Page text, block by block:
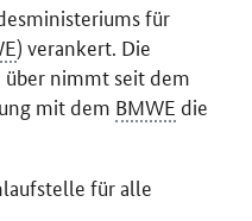
für
) verankert. Die
nimmt seit dem
mit dem BMWE die
für alle